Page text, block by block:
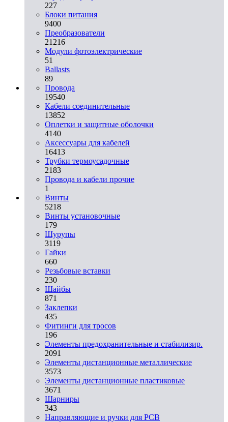
227
Блоки питания
9400
Преобразователи
21216
Модули фотоэлектрические
51
Ballasts
89
Провода
19540
Кабели соединительные
13852
Оплетки и защитные оболочки
4140
Аксессуары для кабелей
16413
Трубки термоусадочные
2183
Провода и кабели прочие
1
Винты
5218
Винты установочные
179
Шурупы
3119
Гайки
660
Резьбовые вставки
230
Шайбы
871
Заклепки
435
Фитинги для тросов
196
Элементы предохранительные и стабилизир.
2091
Элементы дистанционные металлические
3573
Элементы дистанционные пластиковые
3671
Шарниры
343
Направляющие и ручки для PCB